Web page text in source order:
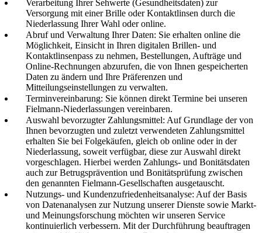
Verarbeitung Ihrer Sehwerte (Gesundheitsdaten) zur
Versorgung mit einer Brille oder Kontaktlinsen durch die
Niederlassung Ihrer Wahl oder online.
Abruf und Verwaltung Ihrer Daten: Sie erhalten online die
Möglichkeit, Einsicht in Ihren digitalen Brillen- und
Kontaktlinsenpass zu nehmen, Bestellungen, Aufträge und
Online-Rechnungen abzurufen, die von Ihnen gespeicherten
Daten zu ändern und Ihre Präferenzen und
Mitteilungseinstellungen zu verwalten.
Terminvereinbarung: Sie können direkt Termine bei unseren
Fielmann-Niederlassungen vereinbaren.
Auswahl bevorzugter Zahlungsmittel: Auf Grundlage der von
Ihnen bevorzugten und zuletzt verwendeten Zahlungsmittel
erhalten Sie bei Folgekäufen, gleich ob online oder in der
Niederlassung, soweit verfügbar, diese zur Auswahl direkt
vorgeschlagen. Hierbei werden Zahlungs- und Bonitätsdaten
auch zur Betrugsprävention und Bonitätsprüfung zwischen
den genannten Fielmann-Gesellschaften ausgetauscht.
Nutzungs- und Kundenzufriedenheitsanalyse: Auf der Basis
von Datenanalysen zur Nutzung unserer Dienste sowie Markt-
und Meinungsforschung möchten wir unseren Service
kontinuierlich verbessern. Mit der Durchführung beauftragen